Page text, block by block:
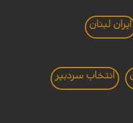
ایران لبنان
انتخاب سردبير